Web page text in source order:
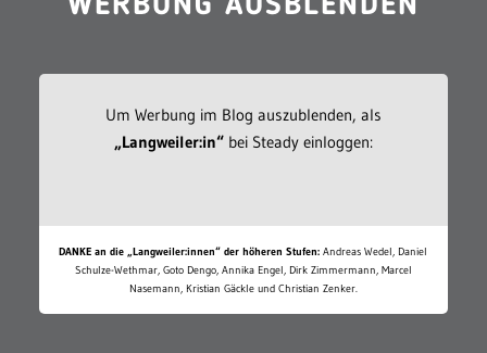
WERBUNG AUSBLENDEN
Um Werbung im Blog auszublenden, als
„Langweiler:in“bei Steady einloggen:
DANKE an die „Langweiler:innen“ der höheren Stufen: Andreas Wedel, Daniel
Schulze-Wethmar, Goto Dengo, Annika Engel, Dirk Zimmermann, Marcel
Nasemann, Kristian Gäckle und Christian Zenker.